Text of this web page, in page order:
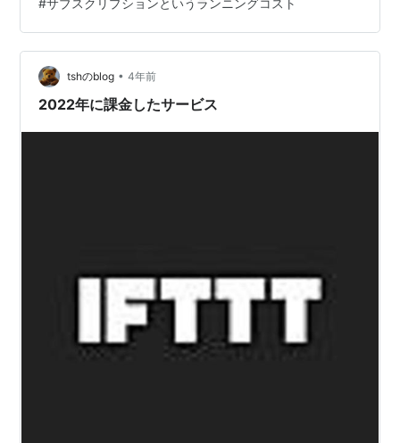
十分です。 本屋さんでの立ち読み感覚でPCとスマホ両方
で読んでいます。 但し、特集記事で肝心の部分が飛ばさ
れて読めない事が多々あります。 どうしても読みたい場
合は雑誌を買うしかありません。 今まで２年間でこの
パ…
tshのblog • 4年前
2022年に課金したサービス